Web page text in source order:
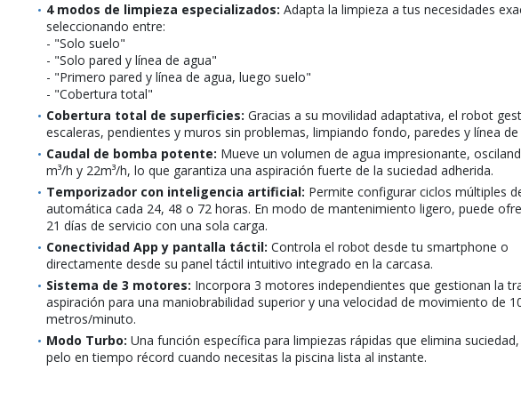
4 modos de limpieza especializados: Adapta la limpieza a tus necesidades
seleccionando entre:
- "Solo suelo"
- "Solo pared y línea de agua"
- "Primero pared y línea de agua, luego suelo"
- "Cobertura total"
Cobertura total de superficies: Gracias a su movilidad adaptativa, el robot
escaleras, pendientes y muros sin problemas, limpiando fondo, paredes y línea
Caudal de bomba potente: Mueve un volumen de agua impresionante,
m³/h y 22m³/h, lo que garantiza una aspiración fuerte de la suciedad adherida.
Temporizador con inteligencia artificial: Permite configurar ciclos múltiples
automática cada 24, 48 o 72 horas. En modo de mantenimiento ligero, puede
21 días de servicio con una sola carga.
Conectividad App y pantalla táctil: Controla el robot desde tu smartphone o
directamente desde su panel táctil intuitivo integrado en la carcasa.
Sistema de 3 motores: Incorpora 3 motores independientes que gestionan la
aspiración para una maniobrabilidad superior y una velocidad de movimiento de
metros/minuto.
Modo Turbo: Una función específica para limpiezas rápidas que elimina
pelo en tiempo récord cuando necesitas la piscina lista al instante.